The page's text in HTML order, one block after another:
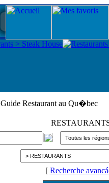
Guide Restaurant au Qu�bec
[ Recherche